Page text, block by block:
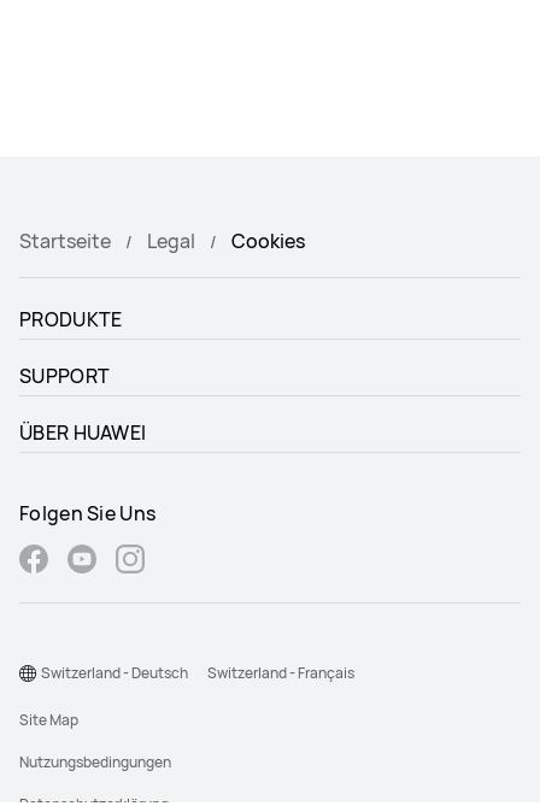
Startseite Legal Cookies
PRODUKTE
SUPPORT
ÜBER HUAWEI
Folgen Sie Uns
Site Map
Nutzungsbedingungen
Datenschutzerklärung
Switzerland - Deutsch Switzerland - Français